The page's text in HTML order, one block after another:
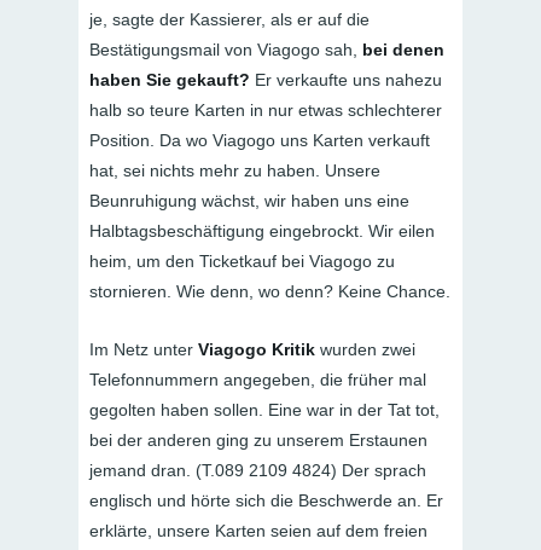
je, sagte der Kassierer, als er auf die
Bestätigungsmail von Viagogo sah, bei denen
haben Sie gekauft? Er verkaufte uns nahezu
halb so teure Karten in nur etwas schlechterer
Position. Da wo Viagogo uns Karten verkauft
hat, sei nichts mehr zu haben. Unsere
Beunruhigung wächst, wir haben uns eine
Halbtagsbeschäftigung eingebrockt. Wir eilen
heim, um den Ticketkauf bei Viagogo zu
stornieren. Wie denn, wo denn? Keine Chance.
Im Netz unter Viagogo Kritik wurden zwei
Telefonnummern angegeben, die früher mal
gegolten haben sollen. Eine war in der Tat tot,
bei der anderen ging zu unserem Erstaunen
jemand dran. (T.089 2109 4824) Der sprach
englisch und hörte sich die Beschwerde an. Er
erklärte, unsere Karten seien auf dem freien